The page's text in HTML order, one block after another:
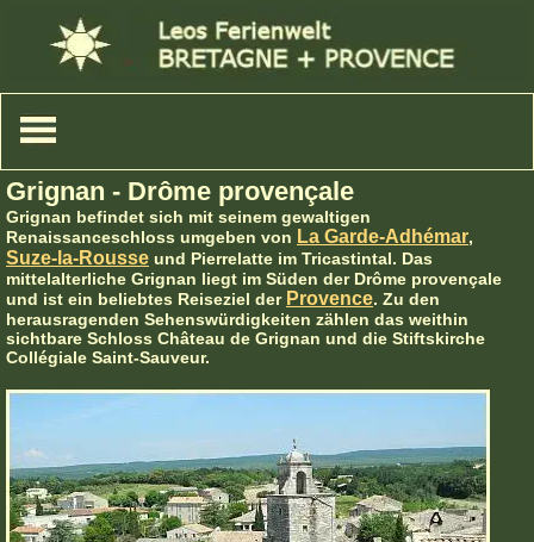
Grignan - Drôme provençale
Grignan befindet sich mit seinem gewaltigen
Renaissanceschloss umgeben von La Garde-Adhémar,
Suze-la-Rousse und Pierrelatte im Tricastintal. Das
mittelalterliche Grignan liegt im Süden der Drôme provençale
und ist ein beliebtes Reiseziel der Provence. Zu den
herausragenden Sehenswürdigkeiten zählen das weithin
sichtbare Schloss Château de Grignan und die Stiftskirche
Collégiale Saint-Sauveur.